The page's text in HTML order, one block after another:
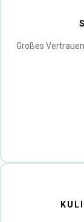
Großes